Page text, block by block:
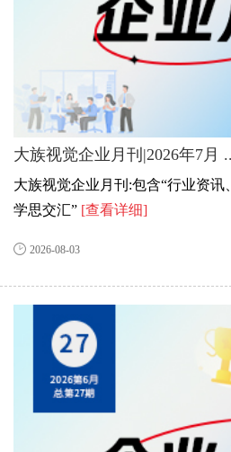
大族视觉企业月刊|2026年7月 ..
大族视觉企业月刊:包含“行业资讯
学思交汇” [查看详细]
2026-08-03